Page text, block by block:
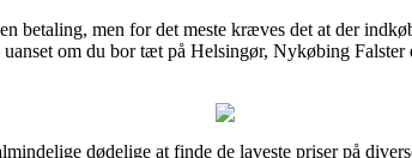
betaling, men for det meste kræves det at der
om du bor tæt på Helsingør, Nykøbing
dødelige at finde de laveste priser på